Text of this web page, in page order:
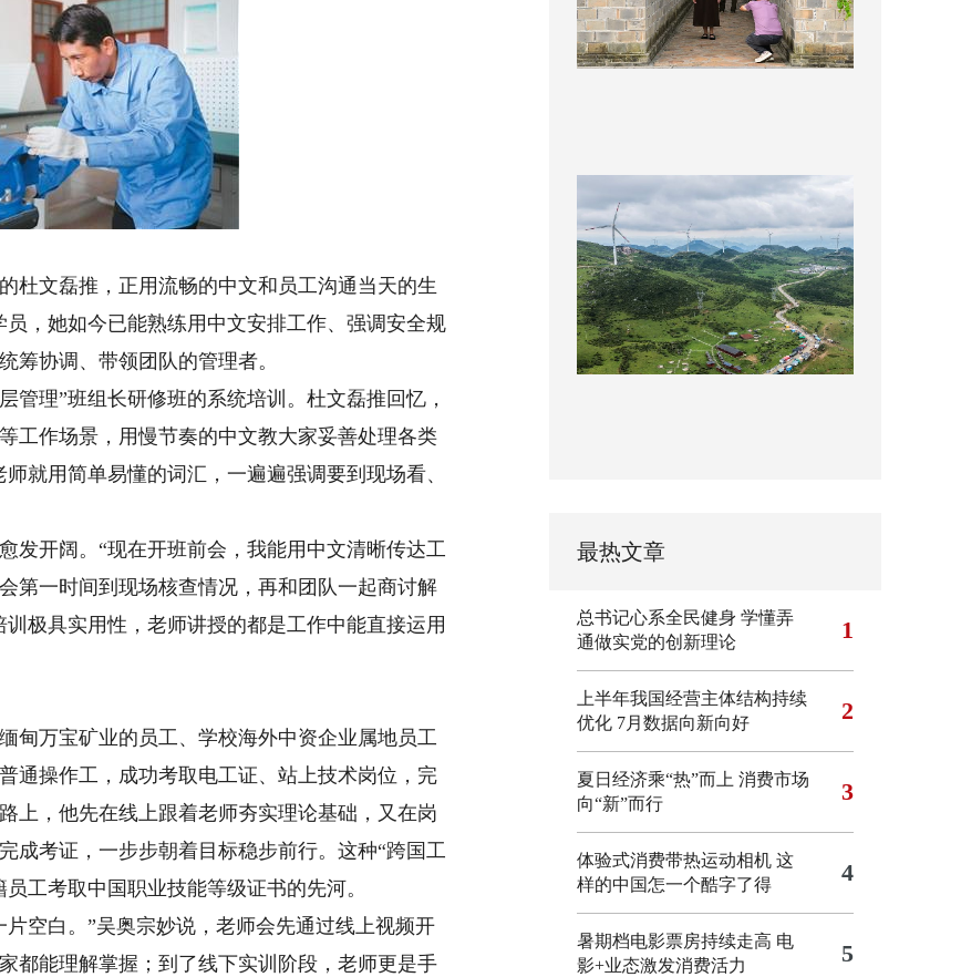
文磊推，正用流畅的中文和员工沟通当天的生
，她如今已能熟练用中文安排工作、强调安全规
筹协调、带领团队的管理者。
理”班组长研修班的系统培训。杜文磊推回忆，
工作场景，用慢节奏的中文教大家妥善处理各类
就用简单易懂的词汇，一遍遍强调要到现场看、
开阔。“现在开班前会，我能用中文清晰传达工
第一时间到现场核查情况，再和团队一起商讨解
极具实用性，老师讲授的都是工作中能直接运用
万宝矿业的员工、学校海外中资企业属地员工
通操作工，成功考取电工证、站上技术岗位，完
上，他先在线上跟着老师夯实理论基础，又在岗
成考证，一步步朝着目标稳步前行。这种“跨国工
工考取中国职业技能等级证书的先河。
白。”吴奥宗妙说，老师会先通过线上视频开
都能理解掌握；到了线下实训阶段，老师更是手
最热文章
总书记心系全民健身 学懂弄
通做实党的创新理论
1
上半年我国经营主体结构持续
优化 7月数据向新向好 2
夏日经济乘“热”而上 消费市场
向“新”而行
3
体验式消费带热运动相机 这
样的中国怎一个酷字了得
4
暑期档电影票房持续走高 电
影+业态激发消费活力
5